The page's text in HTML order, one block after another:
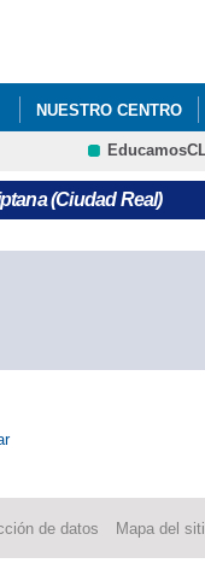
NUESTRO CENTRO
(Ciudad Real)
de datos Mapa del